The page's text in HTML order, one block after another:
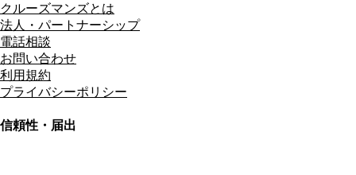
クルーズマンズとは
法人・パートナーシップ
電話相談
お問い合わせ
利用規約
プライバシーポリシー
信頼性・届出